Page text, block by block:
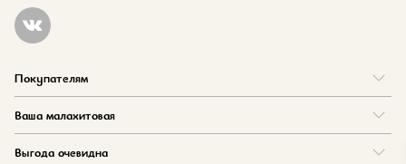
Покупателям
Ваша малахитовая
Где купить
Выгода очевидна